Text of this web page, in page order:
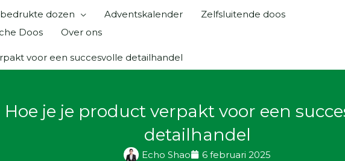
dozen Adventskalender
Zelfsluitende doos
Doos
Over ons
voor een succesvolle detailhandel
Hoe je je product verpakt voor een
detailhandel
Echo Shao 6 februari 2025